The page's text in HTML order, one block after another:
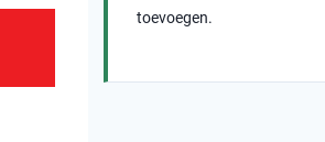
toevoegen.